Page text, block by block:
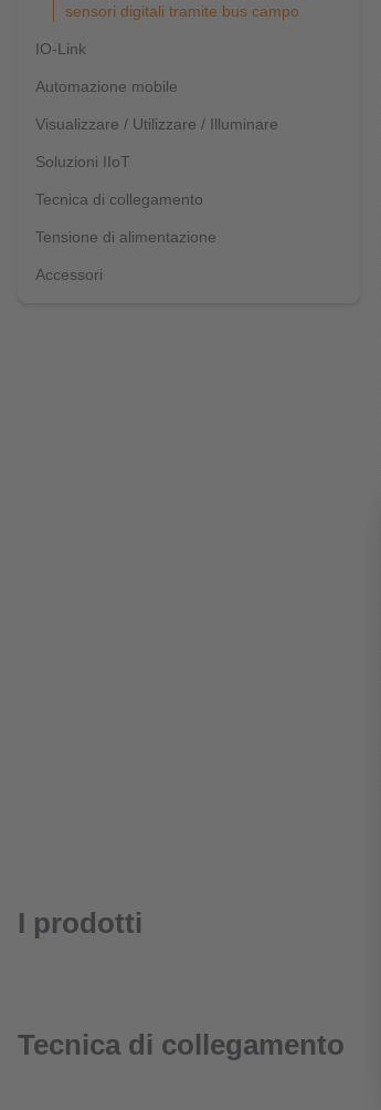
sensori digitali tramite bus campo
IO-Link
Automazione mobile
Visualizzare / Utilizzare / Illuminare
Soluzioni IIoT
Tecnica di collegamento
Tensione di alimentazione
Accessori
I prodotti
Tecnica di collegamento